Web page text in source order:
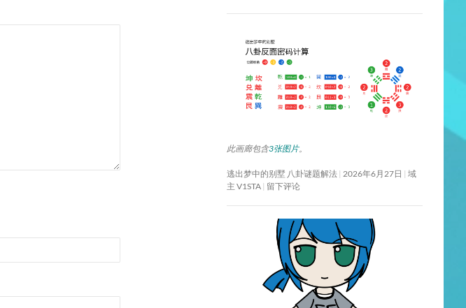
此画廊包含3张图片。
逃出梦中的别墅 八卦谜题解法 2026年6月27日
域
主 V1STA 留下评论